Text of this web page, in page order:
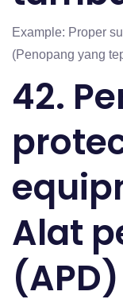
Example: Proper
(Penopang yang
42.
Alat
(APD)